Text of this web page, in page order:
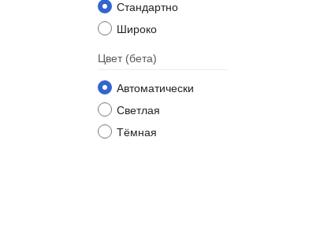
Стандартно
Широко
Цвет (бета)
Автоматически
Светлая
Тёмная